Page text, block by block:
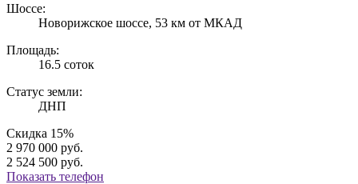
Шоссе:
Новорижское шоссе, 53 км от МКАД
Площадь:
16.5 соток
Статус земли:
ДНП
Скидка 15%
2 970 000 руб.
2 524 500 руб.
Показать телефон